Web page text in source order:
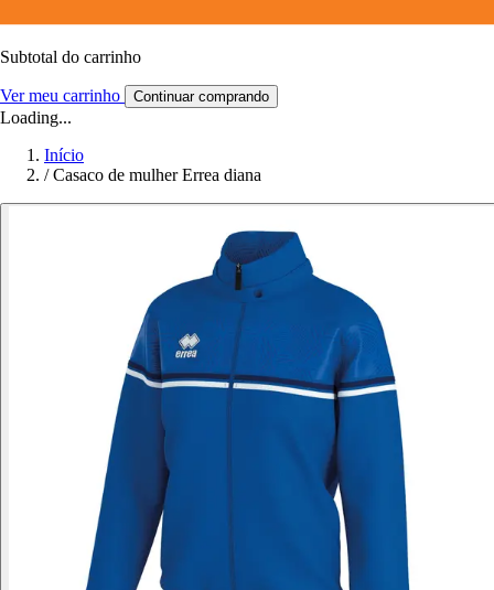
Subtotal do carrinho
Ver meu carrinho Continuar comprando
Loading...
Início
/ Casaco de mulher Errea diana